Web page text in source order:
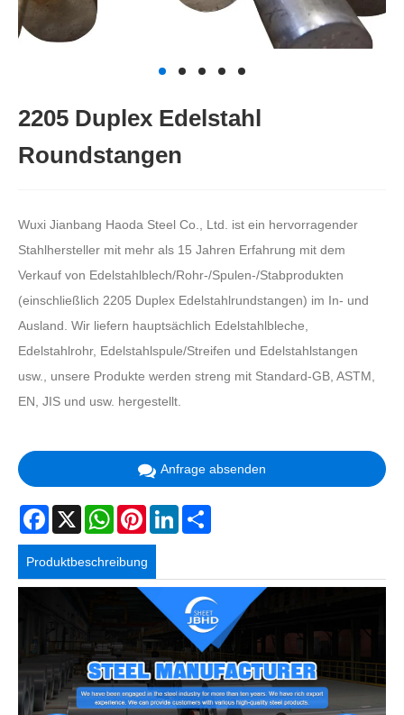
2205 Duplex Edelstahl
Roundstangen
Wuxi Jianbang Haoda Steel Co., Ltd. ist ein hervorragender
Stahlhersteller mit mehr als 15 Jahren Erfahrung mit dem
Verkauf von Edelstahlblech/Rohr-/Spulen-/Stabprodukten
(einschließlich 2205 Duplex Edelstahlrundstangen) im In- und
Ausland. Wir liefern hauptsächlich Edelstahlbleche,
Edelstahlrohr, Edelstahlspule/Streifen und Edelstahlstangen
usw., unsere Produkte werden streng mit Standard-GB, ASTM,
EN, JIS und usw. hergestellt.
Anfrage absenden
Facebook
X WhatsAppPinterestLinkedIn
Produktbeschreibung